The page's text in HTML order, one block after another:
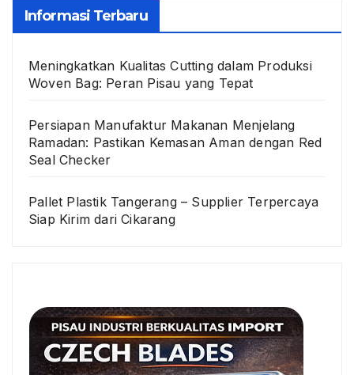
Informasi Terbaru
Meningkatkan Kualitas Cutting dalam Produksi
Woven Bag: Peran Pisau yang Tepat
Persiapan Manufaktur Makanan Menjelang
Ramadan: Pastikan Kemasan Aman dengan Red
Seal Checker
Pallet Plastik Tangerang – Supplier Terpercaya
Siap Kirim dari Cikarang